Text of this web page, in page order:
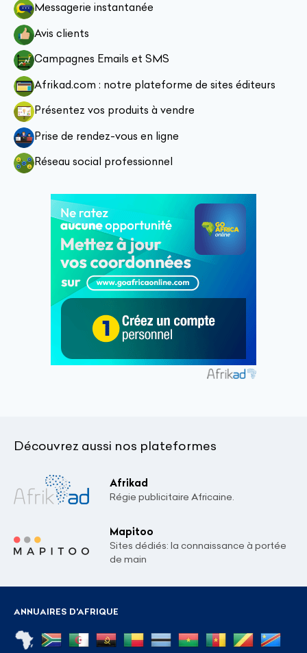
Messagerie instantanée
Avis clients
Campagnes Emails et SMS
Afrikad.com : notre plateforme de sites éditeurs
Présentez vos produits à vendre
Prise de rendez-vous en ligne
Réseau social professionnel
Découvrez aussi nos plateformes
Afrikad
Régie publicitaire Africaine.
Mapitoo
Sites dédiés: la connaissance à portée
de main
ANNUAIRES D'AFRIQUE